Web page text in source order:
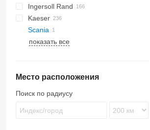
LF
LT
QAX
XAHS
XAVS
XRVS
ZT
DS
H-series
G-series
Citymaster
MC
Ingersoll Rand
G-series
P-series
R-series
XHP
Kaeser
AS
ESD
SM
D-series
K-series
MIC
MDVN
Scania
W-series
38K
260
900
показать все
Место расположения
Поиск по радиусу